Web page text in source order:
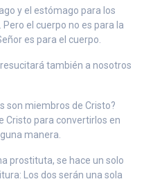
y el estómago para los
el cuerpo no es para la
es para el cuerpo.
también a nosotros
son miembros de Cristo?
Cristo para convertirlos en
manera.
prostituta, se hace un solo
Los dos serán una sola